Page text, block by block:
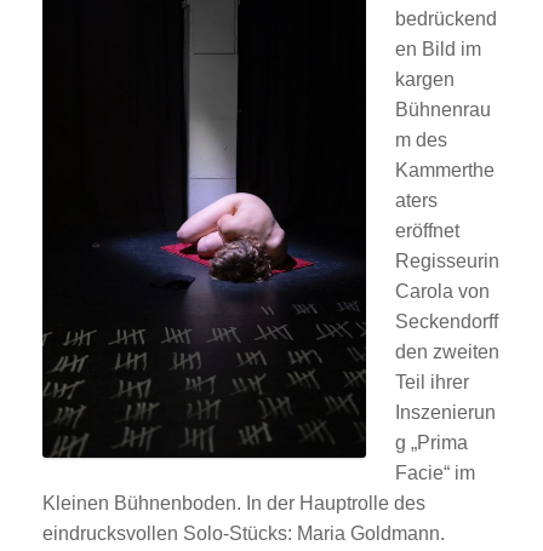
bedrückend
en Bild im
kargen
Bühnenrau
m des
Kammerthe
aters
eröffnet
Regisseurin
Carola von
Seckendorff
den zweiten
Teil ihrer
Inszenierun
g „Prima
Facie“ im
Kleinen Bühnenboden. In der Hauptrolle des
eindrucksvollen Solo-Stücks: Maria Goldmann.